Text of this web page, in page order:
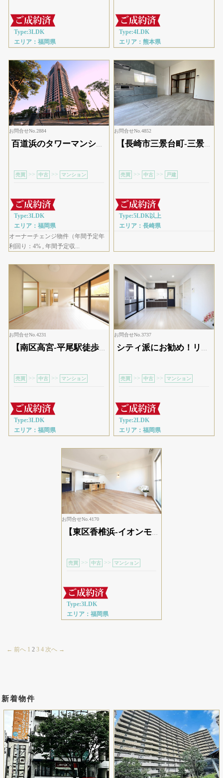
Type:3LDK
エリア：福岡県
Type:4LDK
エリア：熊本県
お問合せNo.2884
売買 >> 中古 >> マンション
Type:3LDK
エリア：福岡県
オーナーチェンジ物件（年間予定年
利回り：4% , 年間予定収...
お問合せNo.4852
売買 >> 中古 >> 戸建
Type:5LDK以上
エリア：長崎県
お問合せNo.4231
【南区高宮-平尾駅徒歩5分】広々13帖超LDKのリノベマンション
売買 >> 中古 >> マンション
Type:3LDK
エリア：福岡県
お問合せNo.3737
シティ派にお勧め！リノベ済2DK
売買 >> 中古 >> マンション
Type:2LDK
エリア：福岡県
お問合せNo.4170
【東区香椎浜-イオンモール香椎浜徒歩7分】こだわりのカウンターを造作した南向き3LDK
売買 >> 中古 >> マンション
Type:3LDK
エリア：福岡県
← 前へ 1 2 3 4 次へ →
新着物件